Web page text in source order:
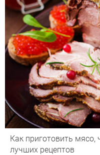
Как приготовить
лучших рецептов